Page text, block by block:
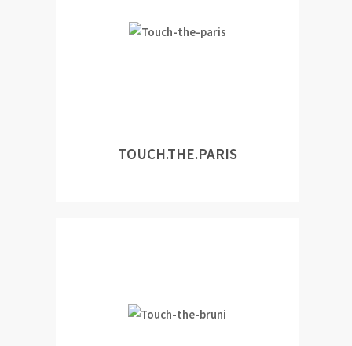
TOUCH.THE.PARIS